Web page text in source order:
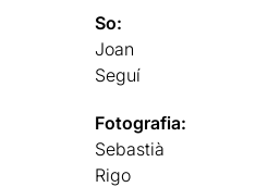
So:
Joan
Seguí
Fotografia:
Sebastià
Rigo